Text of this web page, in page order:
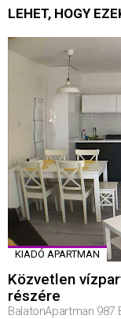
LEHET, HOGY
KIADÓ APARTMAN
Közvetlen
részére
BalatonApartman 987